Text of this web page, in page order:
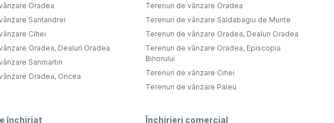
Oradea
Santandrei
Cihei
Oradea, Dealuri Oradea
Sanmartin
Oradea, Oncea
Terenuri de vânzare Oradea
Terenuri de vânzare Saldabagiu de Munte
Terenuri de vânzare Oradea, Dealuri Oradea
Terenuri de vânzare Oradea, Episcopia
Bihorului
Terenuri de vânzare Cihei
Terenuri de vânzare Paleu
închiriat Închirieri comercial